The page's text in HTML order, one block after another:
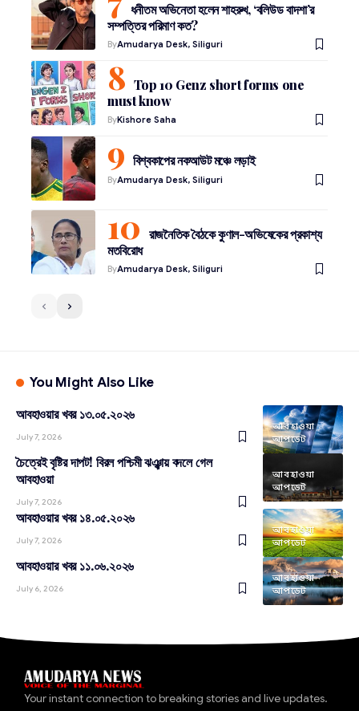
ধনীতম অভিনেতা হলেন শাহরুখ, ‘বলিউড বাদশা’র
সম্পত্তির পরিমাণ কত?
ByAmudarya Desk, Siliguri
Top 10 Genz short forms one
must know
ByKishore Saha
বিশ্বকাপের নকআউট মঞ্চে লড়াই
ByAmudarya Desk, Siliguri
রাজনৈতিক বৈঠকে কুণাল-অভিষেকের প্রকাশ্য
মতবিরোধ
ByAmudarya Desk, Siliguri
You Might Also Like
আবহাওয়া
আপডেট
আবহাওয়ার খবর ১৩.০৫.২০২৬
July 7, 2026
আবহাওয়া
আপডেট
চৈত্রেই বৃষ্টির দাপট! বিরল পশ্চিমী ঝঞ্ঝায় বদলে গেল
আবহাওয়া
July 7, 2026
আবহাওয়া
আপডেট
আবহাওয়ার খবর ১৪.০৫.২০২৬
July 7, 2026
আবহাওয়া
আপডেট
আবহাওয়ার খবর ১১.০৬.২০২৬
July 6, 2026
Your instant connection to breaking stories and live updates.